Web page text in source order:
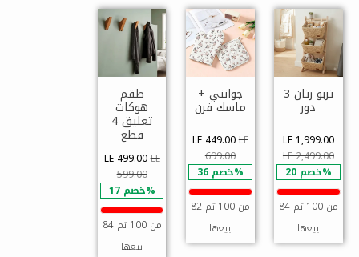
تربو رتان 3
دور
LE 1,999.00
LE 2,499.00
خصم 20%
84 من 100 تم
بيعها
جوانتي +
ماسك فرن
LE 449.00LE
699.00
خصم 36%
82 من 100 تم
بيعها
طقم
هوكات
تعليق 4
قطع
LE 499.00LE
599.00
خصم 17%
84 من 100 تم
بيعها